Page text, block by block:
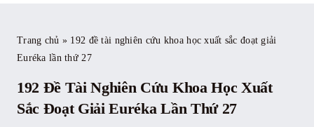
Giới thiệu
Tin tức
Trang chủ » 192 đề tài nghiên cứu khoa học xuất sắc đoạt giải
Euréka lần thứ 27
192 Đề Tài Nghiên Cứu Khoa Học Xuất
Sắc Đoạt Giải Euréka Lần Thứ 27